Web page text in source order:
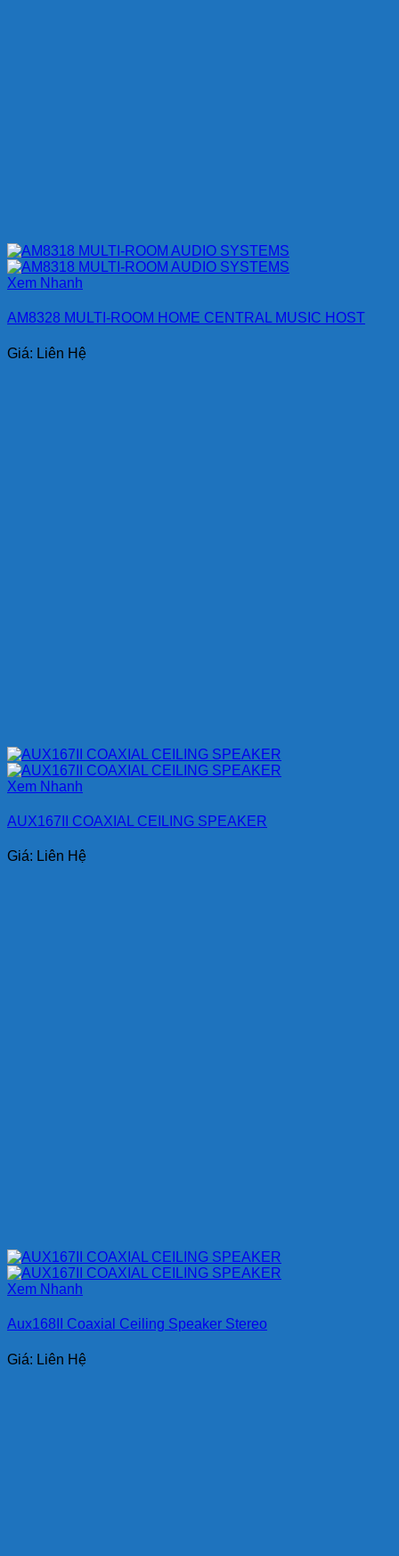
Xem Nhanh
AM8328 MULTI-ROOM HOME CENTRAL MUSIC HOST
Giá: Liên Hệ
Xem Nhanh
AUX167II COAXIAL CEILING SPEAKER
Giá: Liên Hệ
Xem Nhanh
Aux168II Coaxial Ceiling Speaker Stereo
Giá: Liên Hệ